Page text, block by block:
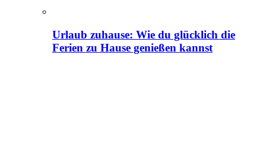
Urlaub zuhause: Wie du glücklich die
Ferien zu Hause genießen kannst